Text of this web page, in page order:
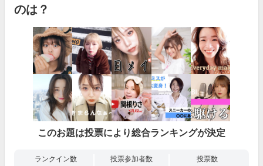
のは？
このお題は投票により総合ランキングが決定
ランクイン数 投票参加者数 投票数